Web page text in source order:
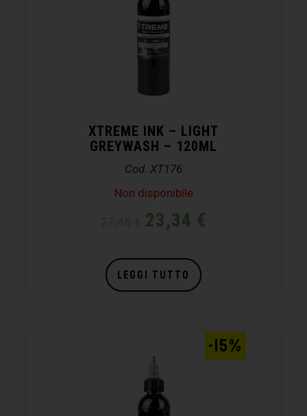
XTREME INK – LIGHT
GREYWASH – 120ML
Cod. XT176
Non disponibile
23,34 €
LEGGI TUTTO
-15%